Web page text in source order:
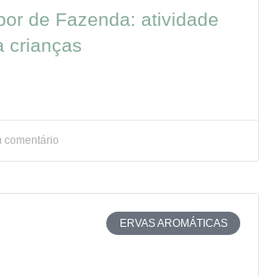
de Fazenda: atividade
crianças
comentário
ERVAS AROMÁTICAS